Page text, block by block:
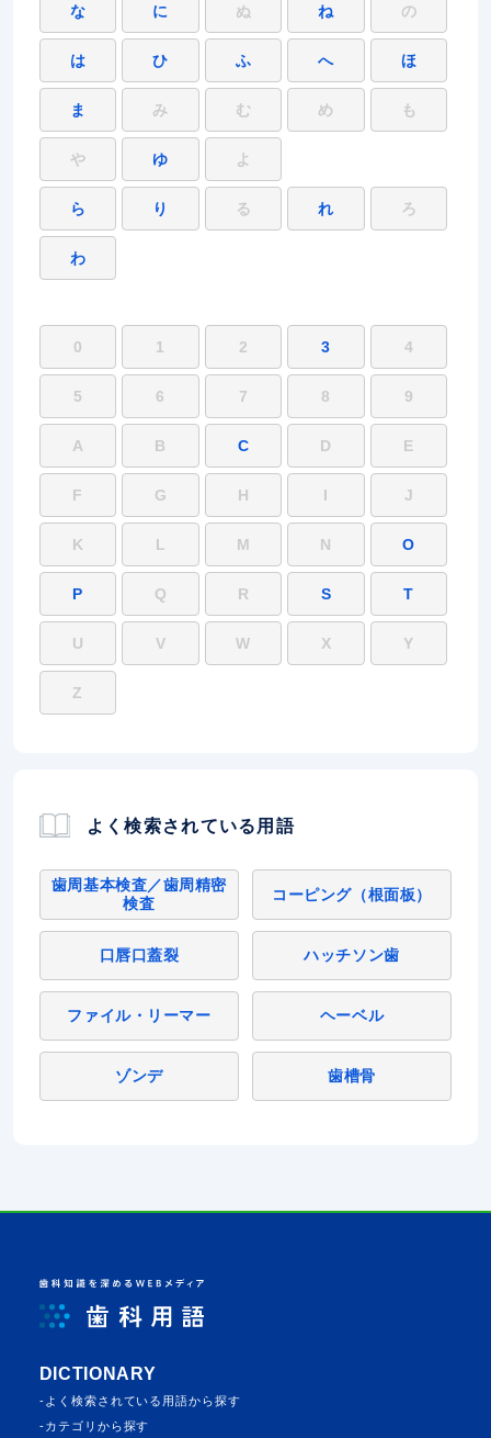
な に ぬ ね の
は ひ ふ へ ほ
ま み む め も
や ゆ よ
ら り る れ ろ
わ
0 1 2 3 4
5 6 7 8 9
A B C D E
F G H I J
K L M N O
P Q R S T
U V W X Y
Z
よく検索されている用語
歯周基本検査／歯周精密
検査
コーピング（根面板）
口唇口蓋裂 ハッチソン歯
ファイル・リーマー ヘーベル
ゾンデ 歯槽骨
DICTIONARY
よく検索されている⽤語から探す
カテゴリから探す